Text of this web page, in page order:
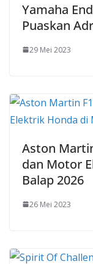
Yamaha
Puaskan
29 Mei 2023
Aston
dan Motor
Balap 2026
26 Mei 2023